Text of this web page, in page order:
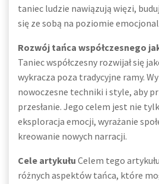
taniec ludzie nawiązują więzi,
się ze sobą na poziomie
Rozwój tańca współczesnego
Taniec współczesny rozwijał się
wykracza poza tradycyjne ramy.
nowoczesne techniki i style, aby
przesłanie. Jego celem jest nie
eksploracja emocji, wyrażanie
kreowanie nowych narracji.
Cele artykułu Celem tego
różnych aspektów tańca, które